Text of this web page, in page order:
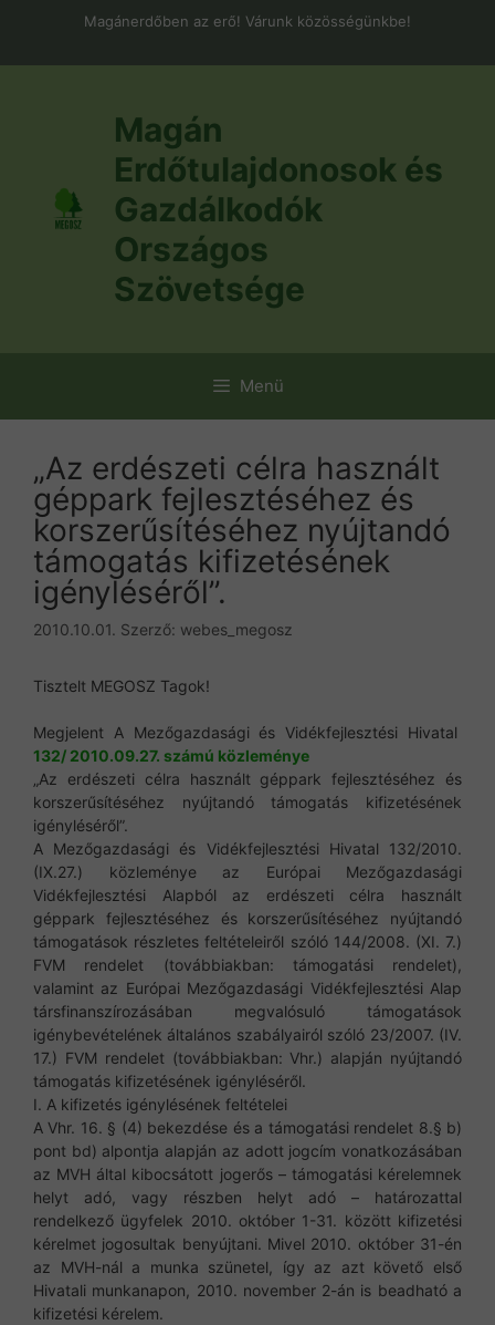
Magánerdőben az erő! Várunk közösségünkbe!
Magán
Erdőtulajdonosok és
Gazdálkodók
Országos
Szövetsége
Menü
„Az erdészeti célra használt
géppark fejlesztéséhez és
korszerűsítéséhez nyújtandó
támogatás kifizetésének
igényléséről”.
2010.10.01. Szerző: webes_megosz
Tisztelt MEGOSZ Tagok!
Megjelent A Mezőgazdasági és Vidékfejlesztési Hivatal
132/ 2010.09.27. számú közleménye
„Az erdészeti célra használt géppark fejlesztéséhez és
korszerűsítéséhez nyújtandó támogatás kifizetésének
igényléséről”.
A Mezőgazdasági és Vidékfejlesztési Hivatal 132/2010.
(IX.27.) közleménye az Európai Mezőgazdasági
Vidékfejlesztési Alapból az erdészeti célra használt
géppark fejlesztéséhez és korszerűsítéséhez nyújtandó
támogatások részletes feltételeiről szóló 144/2008. (XI. 7.)
FVM rendelet (továbbiakban: támogatási rendelet),
valamint az Európai Mezőgazdasági Vidékfejlesztési Alap
társfinanszírozásában megvalósuló támogatások
igénybevételének általános szabályairól szóló 23/2007. (IV.
17.) FVM rendelet (továbbiakban: Vhr.) alapján nyújtandó
támogatás kifizetésének igényléséről.
I. A kifizetés igénylésének feltételei
A Vhr. 16. § (4) bekezdése és a támogatási rendelet 8.§ b)
pont bd) alpontja alapján az adott jogcím vonatkozásában
az MVH által kibocsátott jogerős – támogatási kérelemnek
helyt adó, vagy részben helyt adó – határozattal
rendelkező ügyfelek 2010. október 1-31. között kifizetési
kérelmet jogosultak benyújtani. Mivel 2010. október 31-én
az MVH-nál a munka szünetel, így az azt követő első
Hivatali munkanapon, 2010. november 2-án is beadható a
kifizetési kérelem.